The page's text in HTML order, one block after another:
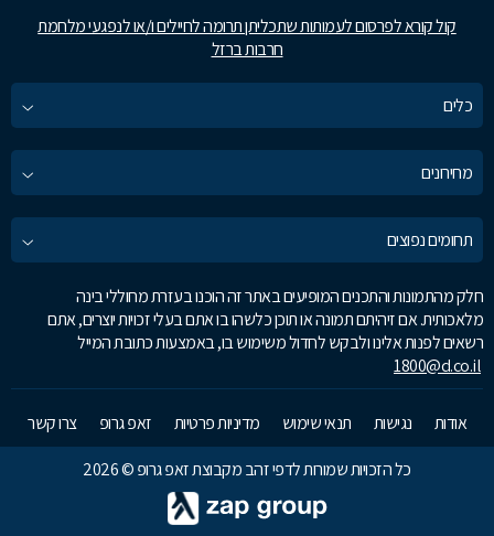
קול קורא לפרסום לעמותות שתכליתן תרומה לחיילים ו/או לנפגעי מלחמת
חרבות ברזל
כלים
מחירונים
תחומים נפוצים
חלק מהתמונות והתכנים המופיעים באתר זה הוכנו בעזרת מחוללי בינה
מלאכותית. אם זיהיתם תמונה או תוכן כלשהו בו אתם בעלי זכויות יוצרים, אתם
רשאים לפנות אלינו ולבקש לחדול משימוש בו, באמצעות כתובת המייל
1800@d.co.il
אודות נגישות תנאי שימוש מדיניות פרטיות זאפ גרופ
צרו קשר
כל הזכויות שמורות לדפי זהב מקבוצת זאפ גרופ © 2026